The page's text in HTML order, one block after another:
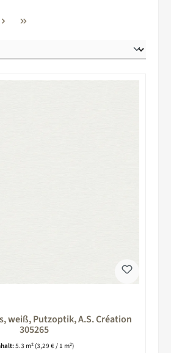
weiß, Putzoptik, A.S. Création
305265
5.3 m² (3,29 € / 1 m²)